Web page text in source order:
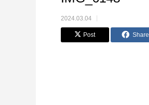
2024.03.04
Post Share